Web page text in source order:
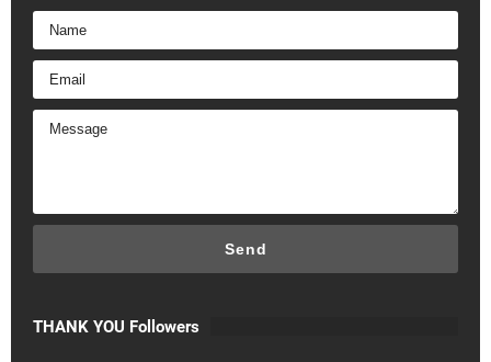
THANK YOU Followers